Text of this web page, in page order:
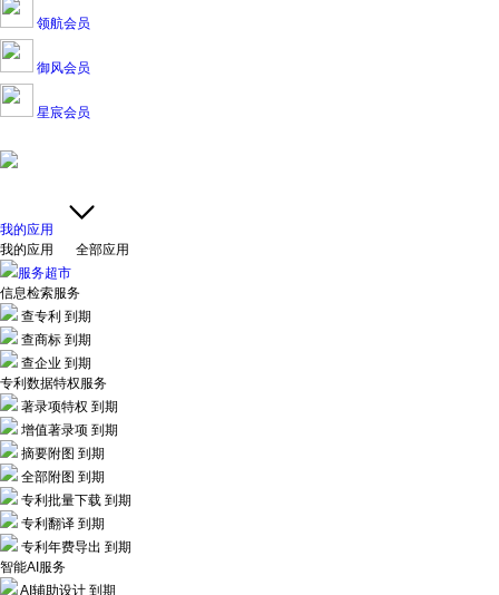
领航会员
御风会员
星宸会员
我的应用
我的应用
全部应用
服务超市
信息检索服务
查专利 到期
查商标 到期
查企业 到期
专利数据特权服务
著录项特权 到期
增值著录项 到期
摘要附图 到期
全部附图 到期
专利批量下载 到期
专利翻译 到期
专利年费导出 到期
智能AI服务
AI辅助设计 到期